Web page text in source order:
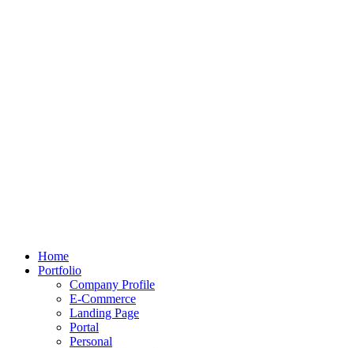
Home
Portfolio
Company Profile
E-Commerce
Landing Page
Portal
Personal